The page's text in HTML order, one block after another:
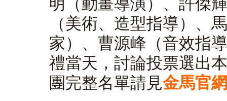
（美術、造型指導）、
家）、曹源峰（音效指
禮當天，討論投票選出
團完整名單請見金馬官網